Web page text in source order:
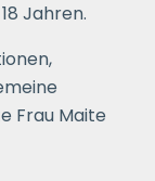
Jahren.
Frau Maite